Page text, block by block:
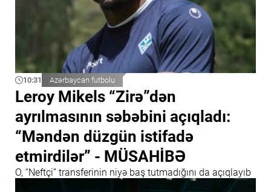
10:31 Azərbaycan futbolu
Leroy Mikels “Zirə”dən
ayrılmasının səbəbini açıqladı:
“Məndən düzgün istifadə
etmirdilər” - MÜSAHİBƏ
O, “Neftçi” transferinin niyə baş tutmadığını da açıqlayıb